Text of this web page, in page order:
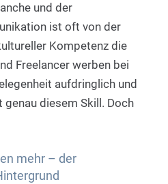
und der
ist oft von der
Kompetenz die
Freelancer werben bei
aufdringlich und
diesem Skill. Doch
mehr – der